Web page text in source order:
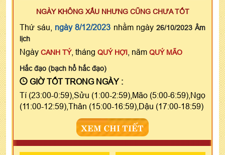
NGÀY KHÔNG XẤU NHƯNG CŨNG CHƯA TỐT
Thứ sáu, ngày 8/12/2023 nhằm ngày 26/10/2023 Âm
lịch
Ngày CANH TÝ, tháng QUÝ HỢI , năm QUÝ MÃO
Hắc đạo (bạch hổ hắc đạo)
GIỜ TỐT TRONG NGÀY :
Tí (23:00-0:59),Sửu (1:00-2:59),Mão (5:00-6:59),Ngọ
(11:00-12:59),Thân (15:00-16:59),Dậu (17:00-18:59)
XEM CHI TIẾT